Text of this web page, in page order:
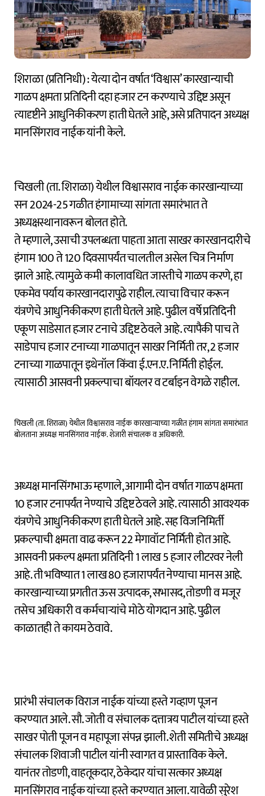
शिराळा (प्रतिनिधी) : येत्या दोन वर्षात ‘विश्वास’ कारखान्याची
गाळप क्षमता प्रतिदिनी दहा हजार टन करण्याचे उद्दिष्ट असून
त्यादृष्टीने आधुनिकीकरण हाती घेतले आहे, असे प्रतिपादन अध्यक्ष
मानसिंगराव नाईक यांनी केले.
चिखली (ता. शिराळा) येथील विश्वासराव नाईक कारखान्याच्या
सन 2024-25 गळीत हंगामाच्या सांगता समारंभात ते
अध्यक्षस्थानावरून बोलत होते.
ते म्हणाले, उसाची उपलब्धता पाहता आता साखर कारखानदारीचे
हंगाम 100 ते 120 दिवसापर्यंत चालतील असेल चित्र निर्माण
झाले आहे. त्यामुळे कमी कालावधित जास्तीचे गाळप करणे, हा
एकमेव पर्याय कारखानदारापुढे राहील. त्याचा विचार करून
यंत्रणेचे आधुनिकीकरण हाती घेतले आहे. पुढील वर्षे प्रतिदिनी
एकूण साडेसात हजार टनाचे उद्दिष्ट ठेवले आहे. त्यापैकी पाच ते
साडेपाच हजार टनाच्या गाळपातून साखर निर्मिती तर, 2 हजार
टनाच्या गाळपातून इथेनॉल किंवा ई.एन.ए. निर्मिती होईल.
त्यासाठी आसवनी प्रकल्पाचा बॉयलर व टर्बाइन वेगळे राहील.
चिखली (ता. शिराळा) येथील विश्वासराव नाईक कारखान्याच्या गळीत हंगाम सांगता समारंभात
बोलताना अध्यक्ष मानसिंगराव नाईक. शेजारी संचालक व अधिकारी.
अध्यक्ष मानसिंगभाऊ म्हणाले, आगामी दोन वर्षात गाळप क्षमता
10 हजार टनापर्यंत नेण्याचे उद्दिष्ट ठेवले आहे. त्यासाठी आवश्यक
यंत्रणेचे आधुनिकीकरण हाती घेतले आहे. सह विजनिमिर्ती
प्रकल्पाची क्षमता वाढ करून 22 मेगावॉट निर्मिती होत आहे.
आसवनी प्रकल्प क्षमता प्रतिदिनी 1 लाख 5 हजार लीटरवर नेली
आहे. ती भविष्यात 1 लाख 80 हजारापर्यंत नेण्याचा मानस आहे.
कारखान्याच्या प्रगतीत ऊस उत्पादक, सभासद, तोडणी व मजूर
तसेच अधिकारी व कर्मचाऱ्यांचे मोठे योगदान आहे. पुढील
काळातही ते कायम ठेवावे.
प्रारंभी संचालक विराज नाईक यांच्या हस्ते गव्हाण पूजन
करण्यात आले. सौ. जोती व संचालक दत्तात्रय पाटील यांच्या हस्ते
साखर पोती पूजन व महापूजा संपन्न झाली. शेती समितीचे अध्यक्ष
संचालक शिवाजी पाटील यांनी स्वागत व प्रास्ताविक केले.
यानंतर तोडणी, वाहतूकदार, ठेकेदार यांचा सत्कार अध्यक्ष
मानसिंगराव नाईक यांच्या हस्ते करण्यात आला. यावेळी सुरेश